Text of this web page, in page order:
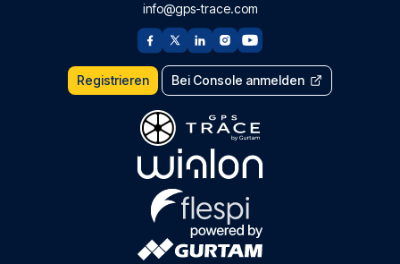
info@gps-trace.com
Registrieren Bei Console anmelden